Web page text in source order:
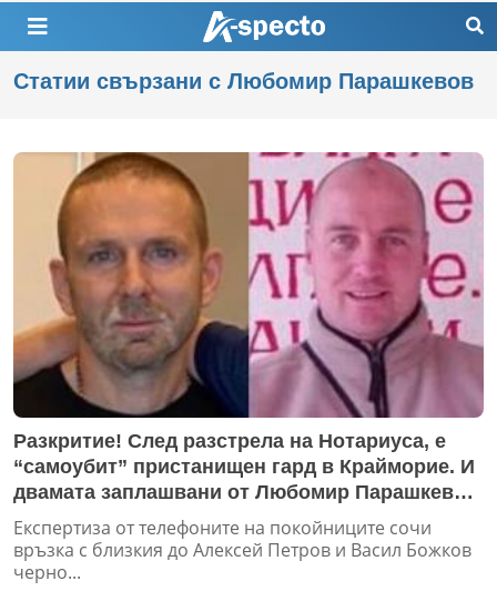
Статии свързани с Любомир Парашкевов
Разкритие! След разстрела на Нотариуса, е
“самоубит” пристанищен гард в Крайморие. И
двамата заплашвани от Любомир Парашкевов
– Чикатилото
Експертиза от телефоните на покойниците сочи
връзка с близкия до Алексей Петров и Васил Божков
черно...